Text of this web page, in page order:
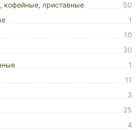
кофейные, приставные
50
1
10
30
1
11
3
25
4